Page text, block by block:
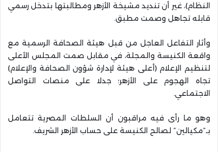
النظام)، غير أن تنديد مشيخة الأزهر ومطالبتها بتدخل رسمي
قابله تجاهل وصمت مطبق.
وأثار التفاعل العاجل من قبل هيئة الصحافة الرسمية مع
واقعة الكنيسة والمجلة، في مقابل صمت المجلس الأعلى
لتنظيم الإعلام (أعلى هيئة لإدارة شؤون الصحافة والإعلام)
تجاه الهجوم على الأزهر؛ جدلا على منصات التواصل
الاجتماعي.
وهو ما رأى فيه مراقبون أن السلطات المصرية تتعامل
بـ”مكيالين” لصالح الكنيسة على حساب الأزهر الشريف.